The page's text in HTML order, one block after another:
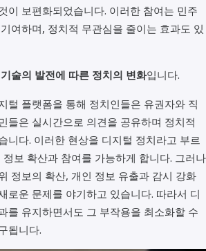
이 보편화되었습니다. 이러한 참여는 민주
여하며, 정치적 무관심을 줄이는 효과도 있
술의 발전에 따른 정치의 변화입니다.
털 플랫폼을 통해 정치인들은 유권자와 직
들은 실시간으로 의견을 공유하며 정치적
니다. 이러한 현상을 디지털 정치라고 부르
보 확산과 참여를 가능하게 합니다. 그러나
정보의 확산, 개인 정보 유출과 감시 강화
로운 문제를 야기하고 있습니다. 따라서 디
를 유지하면서도 그 부작용을 최소화할 수
됩니다.